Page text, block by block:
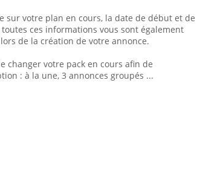
sur votre plan en cours, la date de début et de
ces informations vous sont également
de la création de votre annonce.
changer votre pack en cours afin de
: à la une, 3 annonces groupés ...